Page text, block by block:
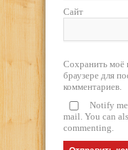
Сайт
Сохранить моё
браузере для
комментариев.
Notify
mail. You can
commenting.